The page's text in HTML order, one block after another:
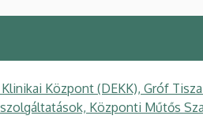
Központ (DEKK), Gróf
Központi Műtős